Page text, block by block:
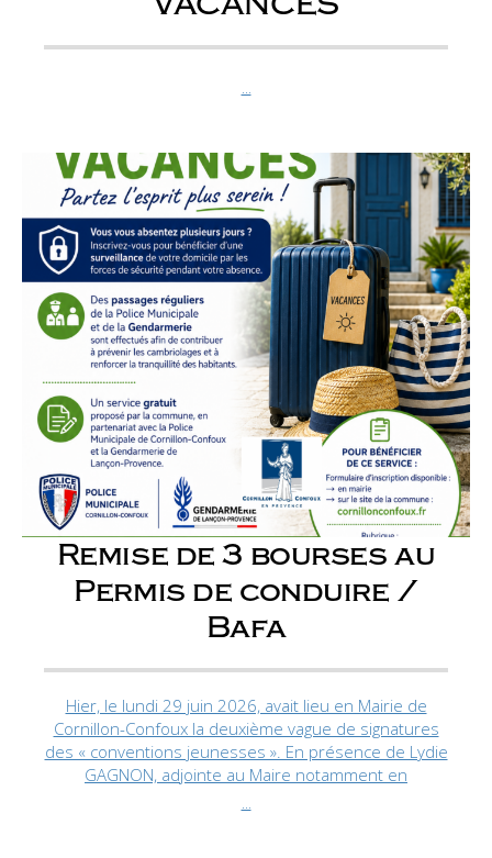
...
Remise de 3 bourses au
Permis de conduire /
Bafa
Hier, le lundi 29 juin 2026, avait lieu en Mairie de
Cornillon-Confoux la deuxième vague de signatures
des « conventions jeunesses ». En présence de Lydie
GAGNON, adjointe au Maire notamment en
...